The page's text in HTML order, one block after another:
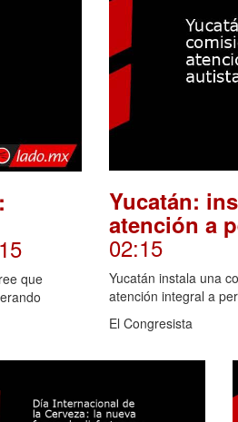
que
Yucatán:
atención a
02:15
Yucatán instala una
atención integral a
El Congresista